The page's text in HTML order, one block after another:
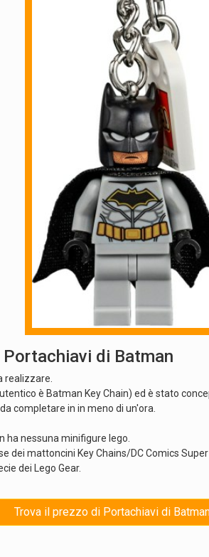
di Batman
realizzare.
è Batman Key Chain) ed è stato
completare in in meno di un'ora.
ha nessuna minifigure lego.
dei mattoncini Key Chains/DC Comics Super
dei Lego Gear.
Trova il prezzo di Portachiavi di